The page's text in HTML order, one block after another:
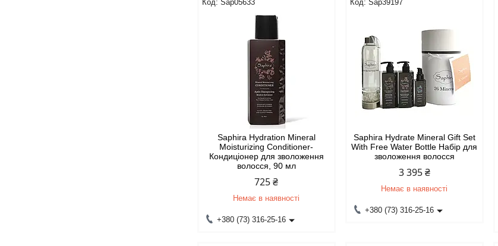
Sap05633
Saphira Hydration Mineral
Moisturizing Conditioner-
Кондиціонер для зволоження
волосся, 90 мл
725 ₴
Немає в наявності
+380 (73) 316-25-16
Sap39197
Saphira Hydrate Mineral Gift Set
With Free Water Bottle Набір для
зволоження волосся
3 395 ₴
Немає в наявності
+380 (73) 316-25-16